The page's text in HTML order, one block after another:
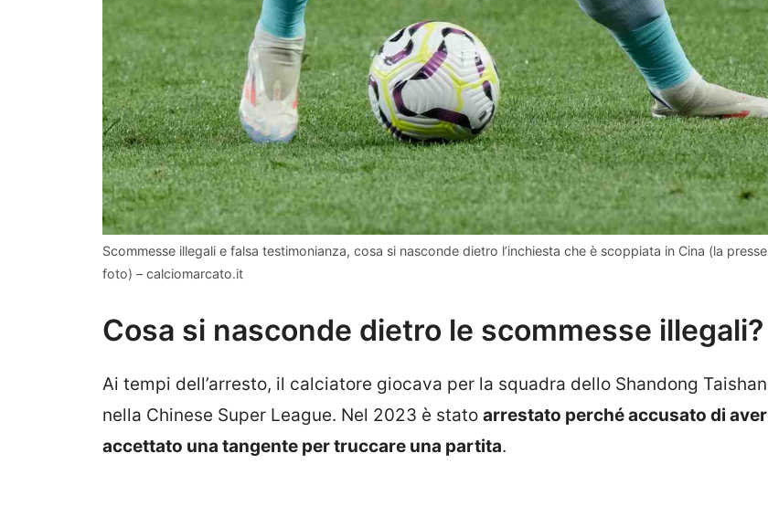
Scommesse illegali e falsa testimonianza, cosa si nasconde dietro l’inchiesta che è scoppiata in Cina (la presse
foto) – calciomarcato.it
Cosa si nasconde dietro le scommesse illegali?
Ai tempi dell’arresto, il calciatore giocava per la squadra dello Shandong Taishan
nella Chinese Super League. Nel 2023 è stato arrestato perché accusato di aver
accettato una tangente per truccare una partita.